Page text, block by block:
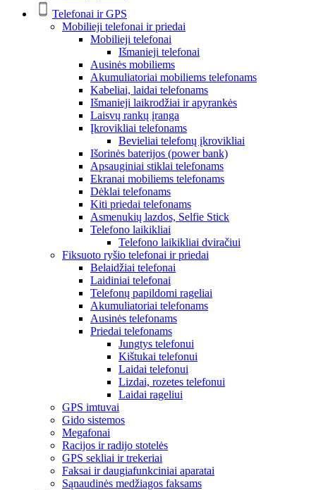
Telefonai ir GPS
Mobilieji telefonai ir priedai
Mobilieji telefonai
Išmanieji telefonai
Ausinės mobiliems
Akumuliatoriai mobiliems telefonams
Kabeliai, laidai telefonams
Išmanieji laikrodžiai ir apyrankės
Laisvų rankų įranga
Įkrovikliai telefonams
Bevieliai telefonų įkrovikliai
Išorinės baterijos (power bank)
Apsauginiai stiklai telefonams
Ekranai mobiliems telefonams
Dėklai telefonams
Kiti priedai telefonams
Asmenukių lazdos, Selfie Stick
Telefono laikikliai
Telefono laikikliai dviračiui
Fiksuoto ryšio telefonai ir priedai
Belaidžiai telefonai
Laidiniai telefonai
Telefonų papildomi rageliai
Akumuliatoriai telefonams
Ausinės telefonams
Priedai telefonams
Jungtys telefonui
Kištukai telefonui
Laidai telefonui
Lizdai, rozetes telefonui
Laidai rageliui
GPS imtuvai
Gido sistemos
Megafonai
Racijos ir radijo stotelės
GPS sekliai ir trekeriai
Faksai ir daugiafunkciniai aparatai
Sąnaudinės medžiagos faksams